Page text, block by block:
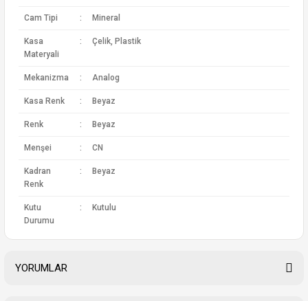
Cam Tipi : Mineral
Kasa
Materyali
: Çelik, Plastik
Mekanizma : Analog
Kasa Renk : Beyaz
Renk : Beyaz
Menşei : CN
Kadran
Renk
: Beyaz
Kutu
Durumu
: Kutulu
YORUMLAR